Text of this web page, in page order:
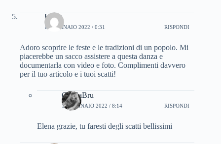
Elena
13 GENNAIO 2022 / 0:31 RISPONDI
Adoro scoprire le feste e le tradizioni di un popolo. Mi
piacerebbe un sacco assistere a questa danza e
documentarla con video e foto. Complimenti davvero
per il tuo articolo e i tuoi scatti!
CinziaBru
13 GENNAIO 2022 / 8:14 RISPONDI
Elena grazie, tu faresti degli scatti bellissimi